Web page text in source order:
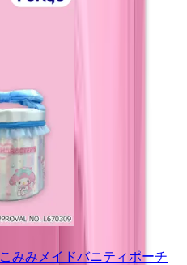
みみメイドバニティポーチ